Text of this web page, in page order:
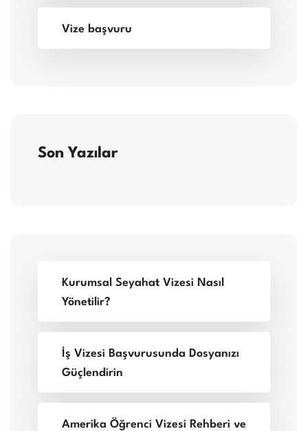
Vize başvuru
Son Yazılar
Kurumsal Seyahat Vizesi Nasıl
Yönetilir?
İş Vizesi Başvurusunda Dosyanızı
Güçlendirin
Amerika Öğrenci Vizesi Rehberi ve